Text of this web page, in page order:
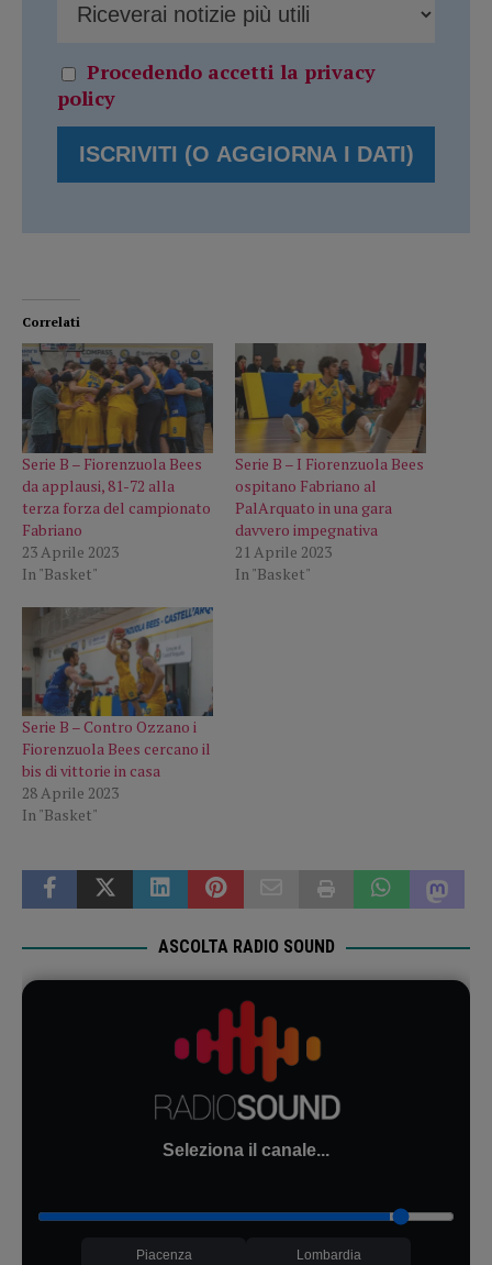
Procedendo accetti la privacy
policy
Correlati
Serie B – Fiorenzuola Bees
da applausi, 81-72 alla
terza forza del campionato
Fabriano
23 Aprile 2023
In "Basket"
Serie B – I Fiorenzuola Bees
ospitano Fabriano al
PalArquato in una gara
davvero impegnativa
21 Aprile 2023
In "Basket"
Serie B – Contro Ozzano i
Fiorenzuola Bees cercano il
bis di vittorie in casa
28 Aprile 2023
In "Basket"
ASCOLTA RADIO SOUND
Seleziona il canale...
Piacenza Lombardia